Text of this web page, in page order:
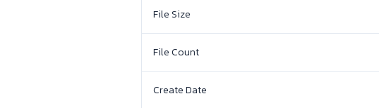
File Size
File Count
Create Date